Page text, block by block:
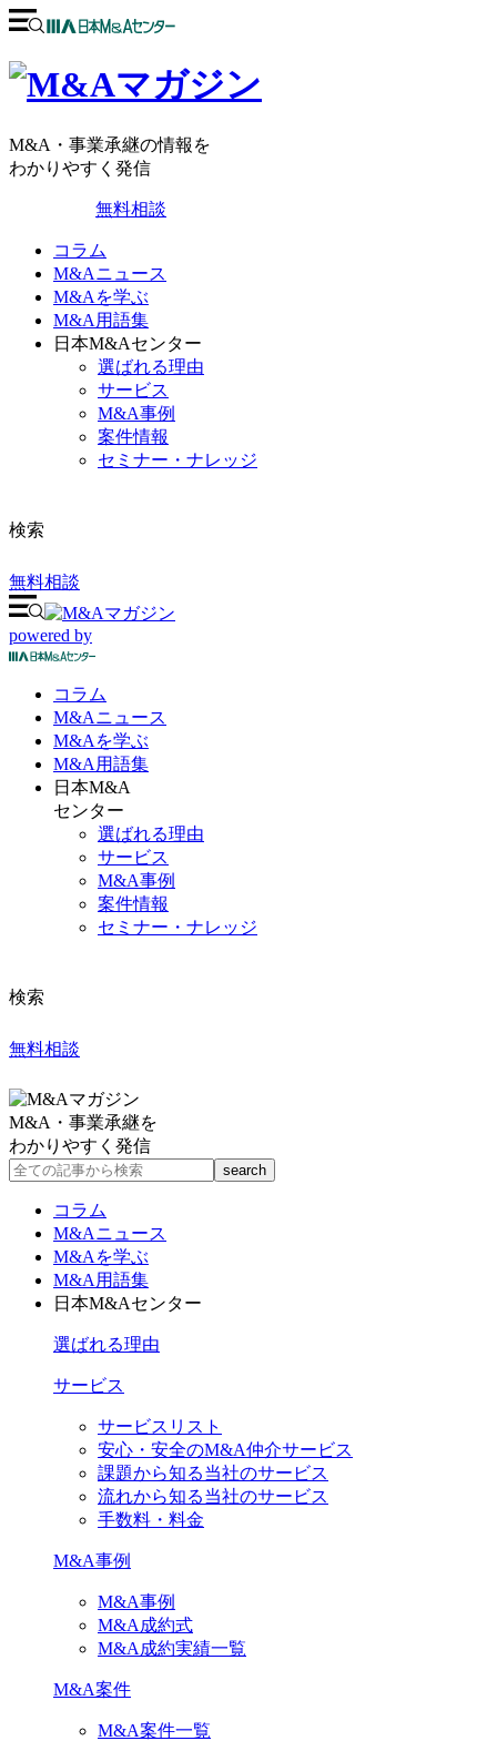
M&A・事業承継の情報を
わかりやすく発信
無料相談
コラム
M&Aニュース
M&Aを学ぶ
M&A用語集
日本M&Aセンター
選ばれる理由
サービス
M&A事例
案件情報
セミナー・ナレッジ
検索
無料相談
powered by
コラム
M&Aニュース
M&Aを学ぶ
M&A 用語集
日本M&A
センター
選ばれる理由
サービス
M&A事例
案件情報
セミナー・ナレッジ
検索
無料相談
M&A・事業承継を
わかりやすく発信
コラム
M&Aニュース
M&Aを学ぶ
M&A用語集
日本M&Aセンター
選ばれる理由
サービス
サービスリスト
安心・安全のM&A仲介サービス
課題から知る当社のサービス
流れから知る当社のサービス
手数料・料金
M&A事例
M&A事例
M&A成約式
M&A成約実績一覧
M&A案件
M&A案件一覧